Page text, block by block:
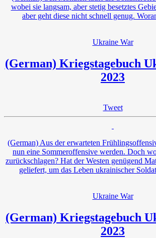
wobei sie langsam, aber stetig besetztes
aber geht diese nicht schnell genug.
Ukraine War
(German) Kriegstagebuch
2023
Tweet
(German) Aus der erwarteten
nun eine Sommeroffensive werden. Doch
zurückschlagen? Hat der Westen genügend
geliefert, um das Leben ukrainischer
Ukraine War
(German) Kriegstagebuch
2023